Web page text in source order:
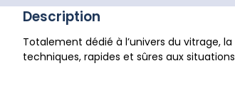
Description
Totalement dédié à l’univers du vitrage,
techniques, rapides et sûres aux